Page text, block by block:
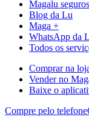
Magalu seguros
Blog da Lu
Maga +
WhatsApp da
Todos os
Comprar na
Vender no
Baixe o
Compre pelo telefone